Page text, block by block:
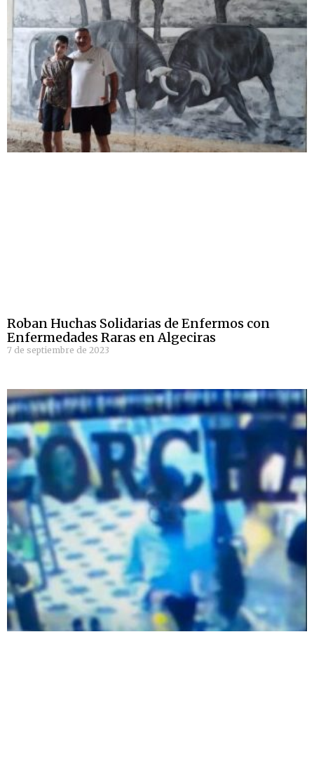
Roban Huchas Solidarias de Enfermos con
Enfermedades Raras en Algeciras
7 de septiembre de 2023